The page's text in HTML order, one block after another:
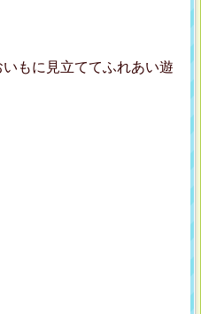
もに見立ててふれあい遊